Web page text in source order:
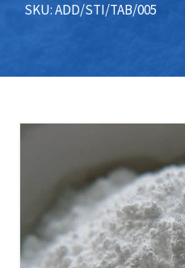
SKU: ADD/STI/TAB/005